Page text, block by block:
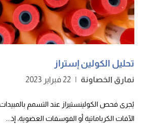
تحليل الكولين إستراز
نمارق الخصاونة | 22 فبراير 2023
يُجرى فحص الكولينستيراز عند التسمم
الآفات الكرباماتية أو الفوسفات العضوية، إذ...